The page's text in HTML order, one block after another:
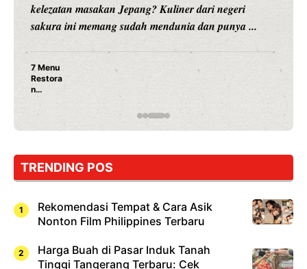
hiburan, Nunung Srimulat dan Vicky Prasetyo, kini
merambah dunia kuliner dengan ...
Nunung Srimulat & Vicky Prasetyo Buka Restoran
Rahasia Mami Bikin Nagih!
TRENDING POS
Rekomendasi Tempat & Cara Asik
Nonton Film Philippines Terbaru
Harga Buah di Pasar Induk Tanah
Tinggi Tangerang Terbaru: Cek